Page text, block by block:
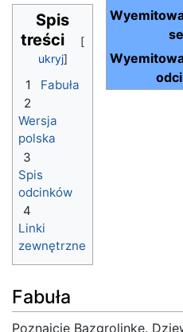
Spis
treści
1
Fabuła
2
Wersja
polska
3
Spis
odcinków
4
Linki
zewnętrzne
Fabuła
Poznajcie Bazgrolinkę.